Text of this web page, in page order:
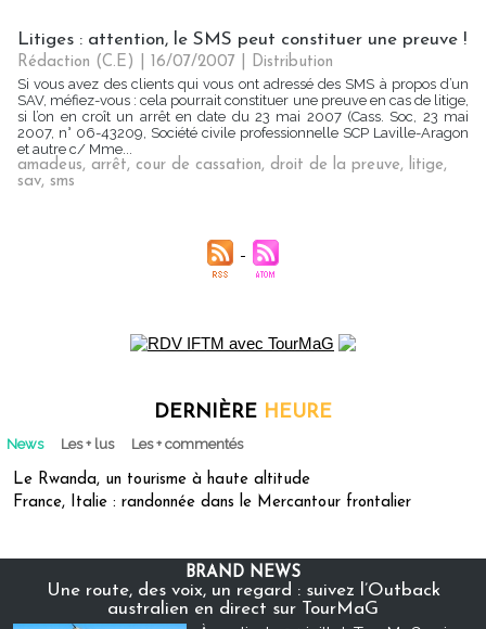
Litiges : attention, le SMS peut constituer une preuve !
Rédaction (C.E) | 16/07/2007
Distribution
Si vous avez des clients qui vous ont adressé des SMS à propos d’un
SAV, méfiez-vous : cela pourrait constituer une preuve en cas de litige,
si l’on en croît un arrêt en date du 23 mai 2007 (Cass. Soc, 23 mai
2007, n° 06-43209, Société civile professionnelle SCP Laville-Aragon
et autre c/ Mme...
amadeus, arrêt, cour de cassation, droit de la preuve, litige,
sav, sms
DERNIÈRE HEURE
News Les + lus Les + commentés
Le Rwanda, un tourisme à haute altitude
France, Italie : randonnée dans le Mercantour frontalier
BRAND NEWS
Une route, des voix, un regard : suivez l’Outback
australien en direct sur TourMaG